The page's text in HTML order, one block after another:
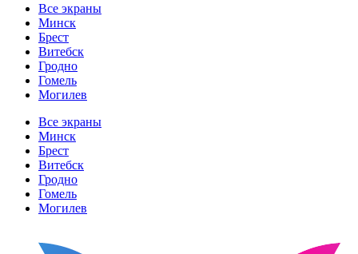
Все экраны
Минск
Брест
Витебск
Гродно
Гомель
Могилев
Все экраны
Минск
Брест
Витебск
Гродно
Гомель
Могилев